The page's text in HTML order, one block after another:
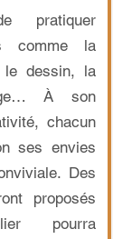
pratiquer
comme la
le dessin, la
À son
chacun
ses envies
Des
proposés
pourra